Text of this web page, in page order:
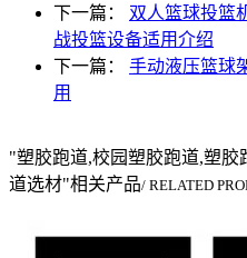
下一篇： 双人篮球投篮
战投篮设备适用介绍
下一篇： 手动液压篮球
用
"塑胶跑道,校园塑胶跑道,塑胶
道选材"相关产品/ RELATED